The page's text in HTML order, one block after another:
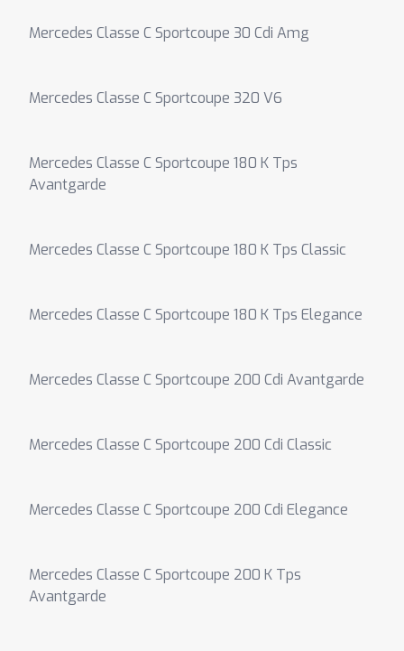
Mercedes Classe C Sportcoupe 30 Cdi Amg
Mercedes Classe C Sportcoupe 320 V6
Mercedes Classe C Sportcoupe 180 K Tps
Avantgarde
Mercedes Classe C Sportcoupe 180 K Tps Classic
Mercedes Classe C Sportcoupe 180 K Tps Elegance
Mercedes Classe C Sportcoupe 200 Cdi Avantgarde
Mercedes Classe C Sportcoupe 200 Cdi Classic
Mercedes Classe C Sportcoupe 200 Cdi Elegance
Mercedes Classe C Sportcoupe 200 K Tps
Avantgarde